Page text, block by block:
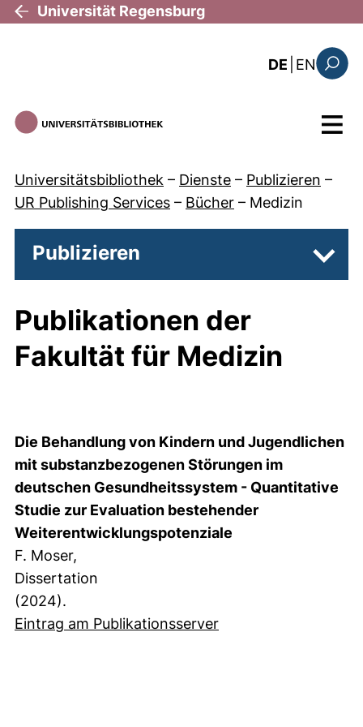
Direkt zum Inhalt
Universität Regensburg
DE EN: the
Menü
Universitätsbibliothek – Dienste – Publizieren –
UR Publishing Services – Bücher – Medizin
Publizieren
Publikationen der
Fakultät für Medizin
Die Behandlung von Kindern und Jugendlichen
mit substanzbezogenen Störungen im
deutschen Gesundheitssystem - Quantitative
Studie zur Evaluation bestehender
Weiterentwicklungspotenziale
F. Moser,
Dissertation
(2024).
Eintrag am Publikationsserver